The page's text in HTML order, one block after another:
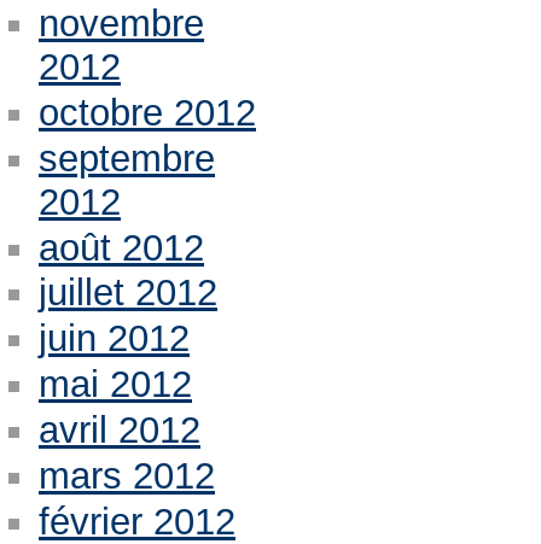
novembre
2012
octobre 2012
septembre
2012
août 2012
juillet 2012
juin 2012
mai 2012
avril 2012
mars 2012
février 2012